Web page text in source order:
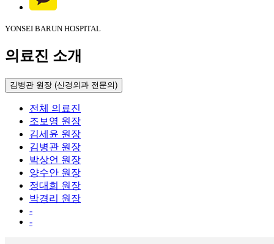
YONSEI BARUN HOSPITAL
의료진 소개
김병관 원장 (신경외과 전문의)
전체 의료진
조보영 원장
김세윤 원장
김병관 원장
박상언 원장
양수안 원장
정대희 원장
박경리 원장
-
-